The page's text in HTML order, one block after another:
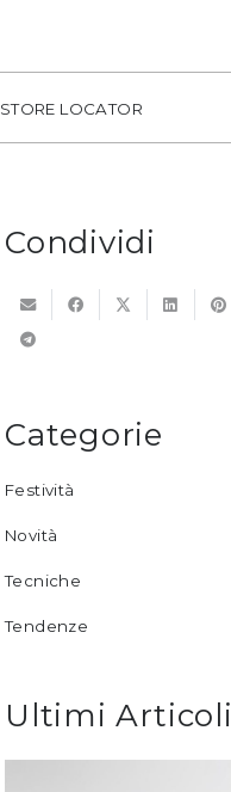
STORE LOCATOR
Condividi
Categorie
Festività
Novità
Tecniche
Tendenze
Ultimi Articoli